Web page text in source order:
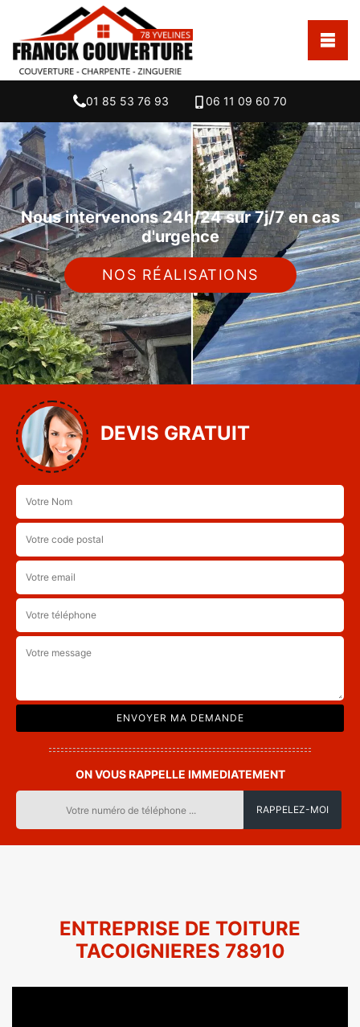
01 85 53 76 93 06 11 09 60 70
Nous intervenons 24h/24 sur 7j/7 en cas
d'urgence
NOS RÉALISATIONS
DEVIS GRATUIT
ON VOUS RAPPELLE IMMEDIATEMENT
ENTREPRISE DE TOITURE
TACOIGNIERES 78910